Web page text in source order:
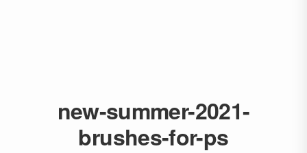
new-summer-2021-
brushes-for-ps